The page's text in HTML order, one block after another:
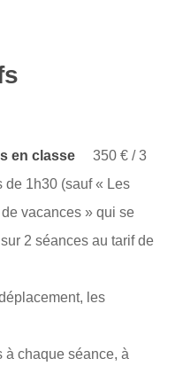
en classe350 € / 3
de 1h30 (sauf « Les
vacances » qui se
2 séances au tarif de
les
à chaque séance, à